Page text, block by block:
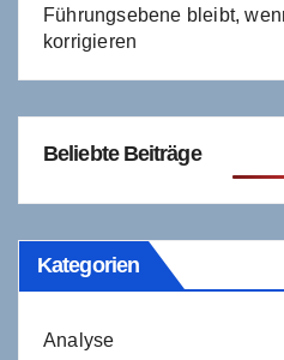
Führungsebene bleibt,
korrigieren
Beliebte Beiträge
Kategorien
Analyse